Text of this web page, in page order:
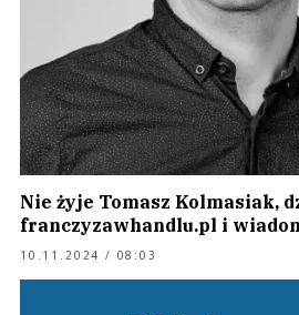
Nie żyje Tomasz Kolmasiak,
franczyzawhandlu.pl i
10.11.2024 / 08:03